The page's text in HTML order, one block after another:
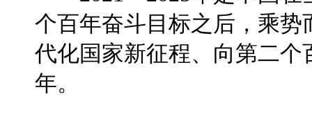
个百年奋斗目标之后，乘
代化国家新征程、向第二
年。